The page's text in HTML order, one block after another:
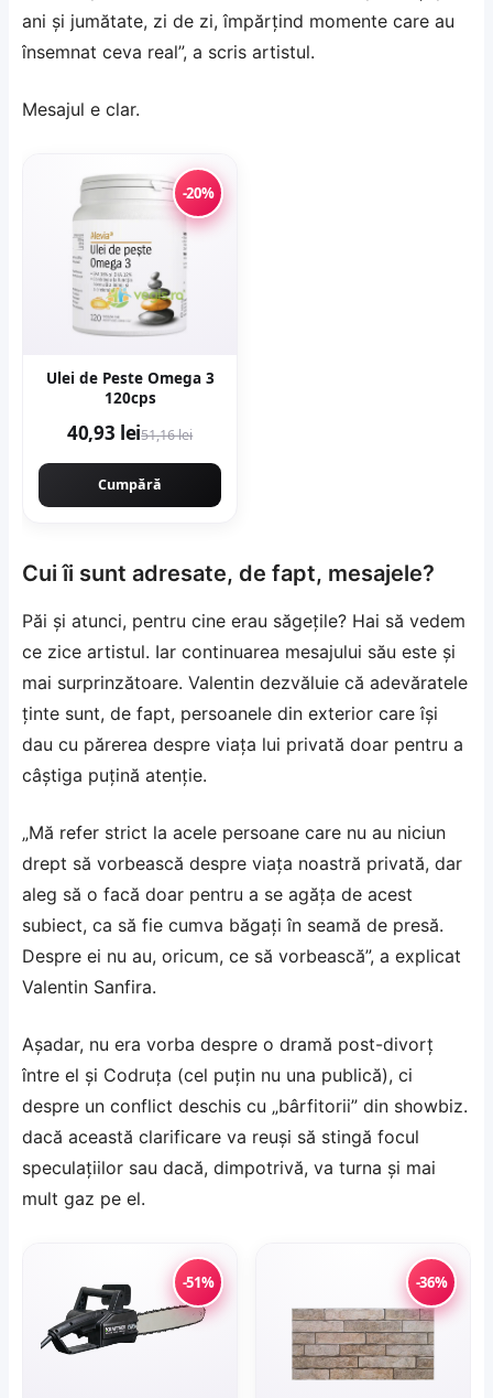
ani și jumătate, zi de zi, împărțind momente care au
însemnat ceva real”, a scris artistul.
Mesajul e clar.
-20%
Ulei de Peste Omega 3
120cps
40,93 lei51,16 lei
Cumpără
Cui îi sunt adresate, de fapt, mesajele?
Păi și atunci, pentru cine erau săgețile? Hai să vedem
ce zice artistul. Iar continuarea mesajului său este și
mai surprinzătoare. Valentin dezvăluie că adevăratele
ținte sunt, de fapt, persoanele din exterior care își
dau cu părerea despre viața lui privată doar pentru a
câștiga puțină atenție.
„Mă refer strict la acele persoane care nu au niciun
drept să vorbească despre viața noastră privată, dar
aleg să o facă doar pentru a se agăța de acest
subiect, ca să fie cumva băgați în seamă de presă.
Despre ei nu au, oricum, ce să vorbească”, a explicat
Valentin Sanfira.
Așadar, nu era vorba despre o dramă post-divorț
între el și Codruța (cel puțin nu una publică), ci
despre un conflict deschis cu „bârfitorii” din showbiz.
dacă această clarificare va reuși să stingă focul
speculațiilor sau dacă, dimpotrivă, va turna și mai
mult gaz pe el.
-51% -36%